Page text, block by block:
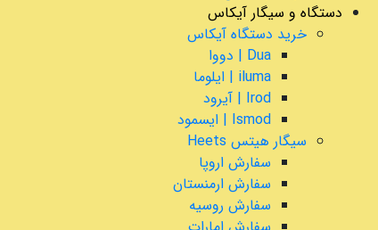
دستگاه و سیگار آیکاس
خرید دستگاه آیکاس
Dua | دووا
iluma | ایلوما
Irod | آیرود
Ismod | ایسمود
سیگار هیتس Heets
سفارش اروپا
سفارش ارمنستان
سفارش روسیه